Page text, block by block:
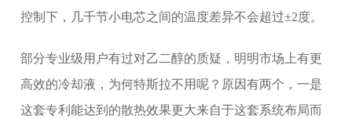
控制下，几千节小电芯之间的温度差异不会超过±2度。
部分专业级用户有过对乙二醇的质疑，明明市场上有更
高效的冷却液，为何特斯拉不用呢？原因有两个，一是
这套专利能达到的散热效果更大来自于这套系统布局而